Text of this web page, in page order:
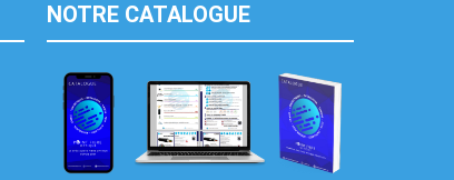
NOTRE CATALOGUE